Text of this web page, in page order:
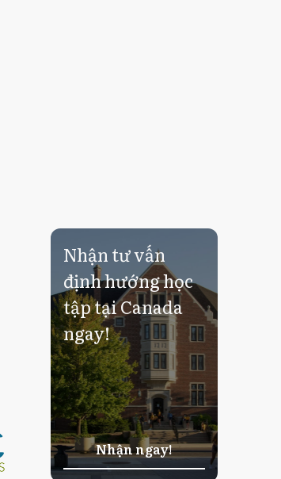
Nhận tư vấn
định hướng học
tập tại Canada
ngay!
Nhận ngay!